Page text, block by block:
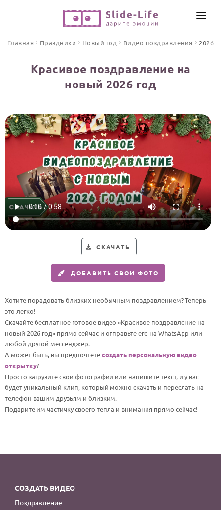
Песни поздравления
Открытки
Стихи и тексты
ПРАЗДНИКИ
С Днем рождения
Юбилей
Свадьба
Календарь праздников
Мужчине
Маме
Папе
Детям
Все родственники
ПЕРСОНАЛЬНЫЕ
Пожелания
ИНСТРУМЕНТЫ
ЦЕНЫ
ОТЗЫВЫ
Главная Праздники Новый год Видео поздравления 2026
Красивое поздравление на
новый 2026 год
СКАЧАТЬ
ДОБАВИТЬ СВОИ ФОТО
Хотите порадовать близких необычным поздравлением? Теперь
это легко!
Скачайте бесплатное готовое видео «Красивое поздравление на
новый 2026 год» прямо сейчас и отправьте его на WhatsApp или
любой другой мессенджер.
А может быть, вы предпочтетесоздать персональную видео
открытку?
Просто загрузите свои фотографии или напишите текст, и у вас
будет уникальный клип, который можно скачать и переслать на
телефон вашим друзьям и близким.
Подарите им частичку своего тепла и внимания прямо сейчас!
СОЗДАТЬ ВИДЕО
Поздравление